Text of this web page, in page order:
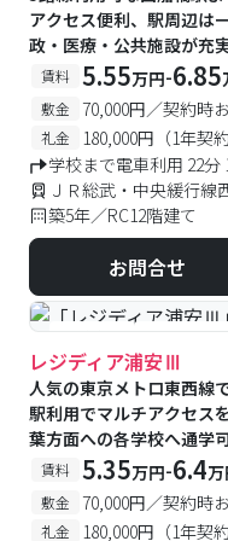
アクセス便利、駅周辺は
政・医療・公共施設が充
賃料 5.55万円-6.85
敷金 70,000円／契約時
礼金
180,000円（1年契
学校まで電車利用 22分
ＪＲ総武・中央緩行線
築5年／RC12階建て
お問合せ
#食事付き #女性専用フ
レジディア浦安Ⅲ
人気の東京メトロ東西線
駅利用でマルチアクセス
葉方面への各学校へ通学
賃料 5.35万円-6.4万
敷金 70,000円／契約時
礼金
180,000円（1年契